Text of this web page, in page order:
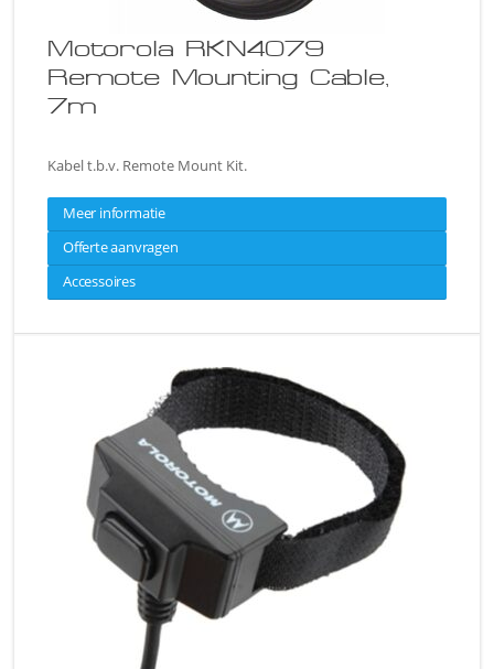
Motorola RKN4079
Remote Mounting Cable,
7m
Kabel t.b.v. Remote Mount Kit.
Meer informatie
Offerte aanvragen
Accessoires